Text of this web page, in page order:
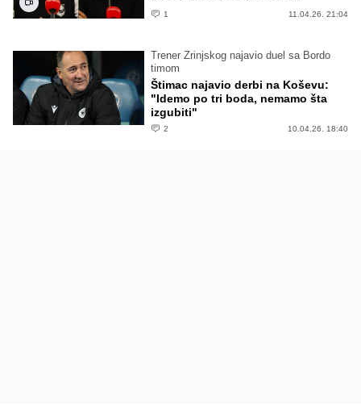
1 11.04.26. 21:04
Trener Zrinjskog najavio duel sa Bordo
timom
Štimac najavio derbi na Koševu:
"Idemo po tri boda, nemamo šta
izgubiti"
2 10.04.26. 18:40